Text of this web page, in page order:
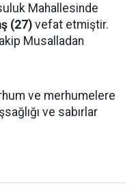
Mahallesinde
(27) vefat etmiştir.
Musalladan
ve merhumelere
ve sabırlar